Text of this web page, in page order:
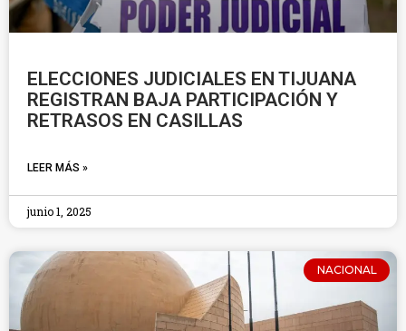
ELECCIONES JUDICIALES EN TIJUANA
REGISTRAN BAJA PARTICIPACIÓN Y
RETRASOS EN CASILLAS
LEER MÁS »
junio 1, 2025
NACIONAL